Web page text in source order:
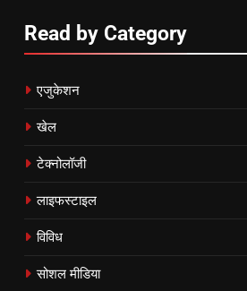
Read by Category
एजुकेशन
खेल
टेक्नोलॉजी
लाइफस्टाइल
विविध
सोशल मीडिया